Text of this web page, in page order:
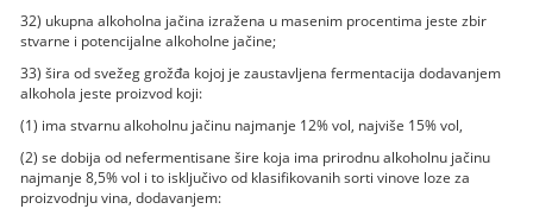
32) ukupna alkoholna jačina izražena u masenim procentima jeste zbir
stvarne i potencijalne alkoholne jačine;
33) šira od svežeg grožđa kojoj je zaustavljena fermentacija dodavanjem
alkohola jeste proizvod koji:
(1) ima stvarnu alkoholnu jačinu najmanje 12% vol, najviše 15% vol,
(2) se dobija od nefermentisane šire koja ima prirodnu alkoholnu jačinu
najmanje 8,5% vol i to isključivo od klasifikovanih sorti vinove loze za
proizvodnju vina, dodavanjem: